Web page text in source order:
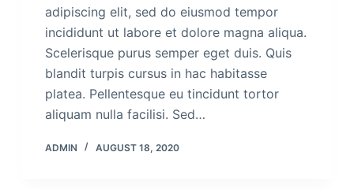
adipiscing elit, sed do eiusmod tempor
incididunt ut labore et dolore magna aliqua.
Scelerisque purus semper eget duis. Quis
blandit turpis cursus in hac habitasse
platea. Pellentesque eu tincidunt tortor
aliquam nulla facilisi. Sed…
ADMIN AUGUST 18, 2020